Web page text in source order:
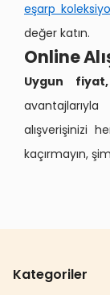
eşarp
değer katın.
Online
Uygun
alışverişinizi
kaçırmayın,
Kategoriler